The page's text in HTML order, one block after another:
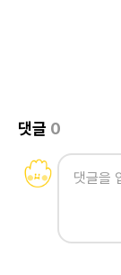
댓글 0